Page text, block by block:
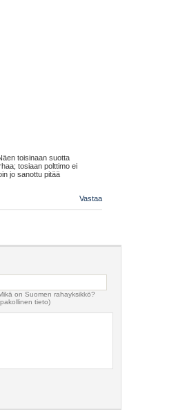
toisinaan suotta
tosiaan polttimo ei
jo sanottu pitää
Vastaa
on Suomen rahayksikkö?
tieto)